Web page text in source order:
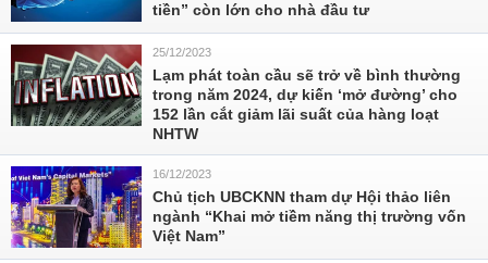
tiền” còn lớn cho nhà đầu tư
25/12/2023
Lạm phát toàn cầu sẽ trở về bình thường
trong năm 2024, dự kiến ‘mở đường’ cho
152 lần cắt giảm lãi suất của hàng loạt
NHTW
16/12/2023
Chủ tịch UBCKNN tham dự Hội thảo liên
ngành “Khai mở tiềm năng thị trường vốn
Việt Nam”